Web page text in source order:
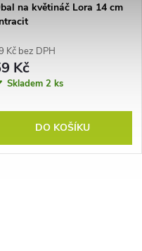
na květináč Lora 14 cm
Kč bez DPH
Kč
Skladem 2 ks
DO KOŠÍKU